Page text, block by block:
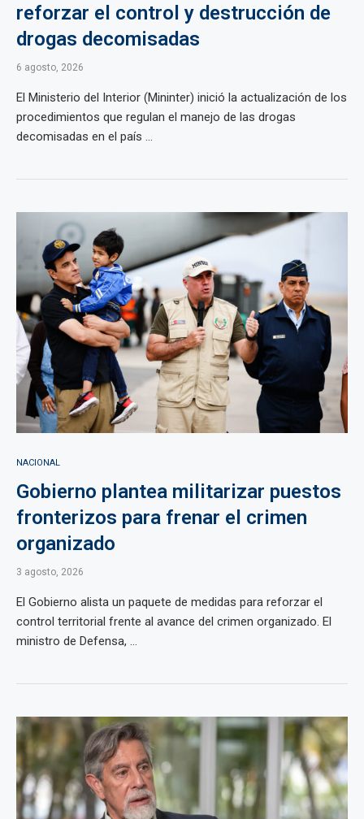
reforzar el control y destrucción de
drogas decomisadas
6 agosto, 2026
El Ministerio del Interior (Mininter) inició la actualización de los
procedimientos que regulan el manejo de las drogas
decomisadas en el país ...
NACIONAL
Gobierno plantea militarizar puestos
fronterizos para frenar el crimen
organizado
3 agosto, 2026
El Gobierno alista un paquete de medidas para reforzar el
control territorial frente al avance del crimen organizado. El
ministro de Defensa, ...